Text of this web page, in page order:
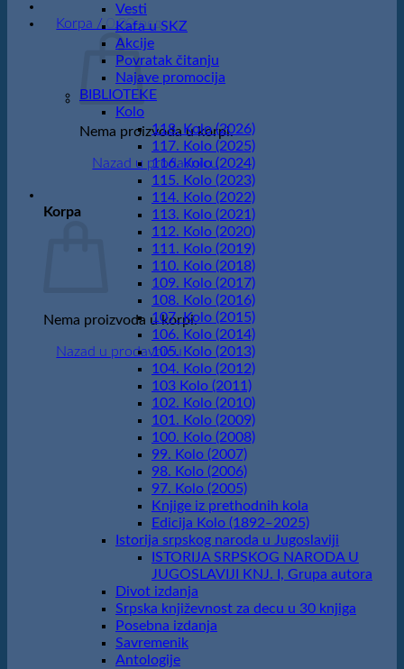
Korpa / 0.00рсд
Nema proizvoda u korpi.
Nazad u prodavnicu
Korpa
Nema proizvoda u korpi.
Nazad u prodavnicu
Vesti
Kafa u SKZ
Akcije
Povratak čitanju
Najave promocija
BIBLIOTEKE
Kolo
118. Kolo (2026)
117. Kolo (2025)
116. Kolo (2024)
115. Kolo (2023)
114. Kolo (2022)
113. Kolo (2021)
112. Kolo (2020)
111. Kolo (2019)
110. Kolo (2018)
109. Kolo (2017)
108. Kolo (2016)
107. Kolo (2015)
106. Kolo (2014)
105. Kolo (2013)
104. Kolo (2012)
103 Kolo (2011)
102. Kolo (2010)
101. Kolo (2009)
100. Kolo (2008)
99. Kolo (2007)
98. Kolo (2006)
97. Kolo (2005)
Knjige iz prethodnih kola
Edicija Kolo (1892‒2025)
Istorija srpskog naroda u Jugoslaviji
ISTORIJA SRPSKOG NARODA U
JUGOSLAVIJI KNJ. I, Grupa autora
Divot izdanja
Srpska književnost za decu u 30 knjiga
Posebna izdanja
Savremenik
Antologije